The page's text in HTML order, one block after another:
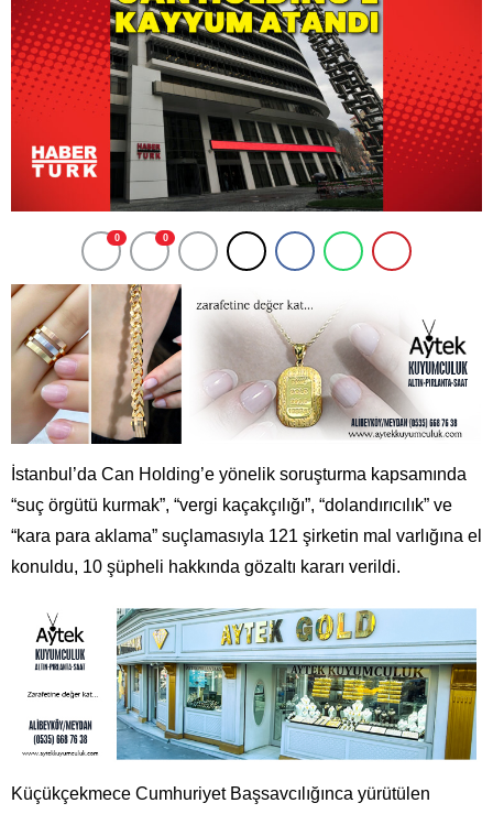
0 0
İstanbul’da Can Holding’e yönelik soruşturma kapsamında
“suç örgütü kurmak”, “vergi kaçakçılığı”, “dolandırıcılık” ve
“kara para aklama” suçlamasıyla 121 şirketin mal varlığına el
konuldu, 10 şüpheli hakkında gözaltı kararı verildi.
Küçükçekmece Cumhuriyet Başsavcılığınca yürütülen